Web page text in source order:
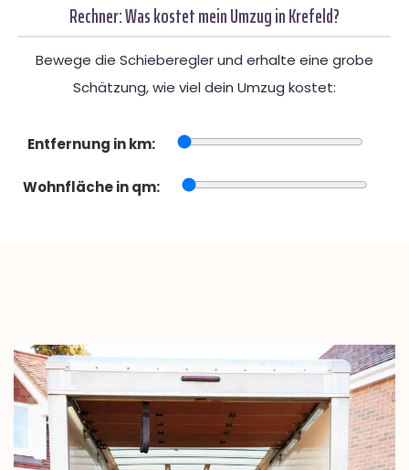
Rechner: Was kostet mein Umzug in Krefeld?
Bewege die Schieberegler und erhalte eine grobe
Schätzung, wie viel dein Umzug kostet:
Entfernung in km:
Wohnfläche in qm: